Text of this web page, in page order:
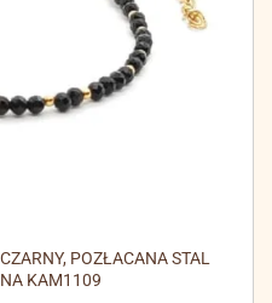
POZŁACANA STAL
KAM1109